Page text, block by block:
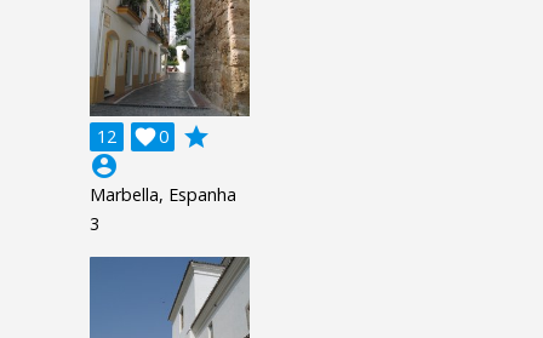
12 0

grade
account_circle
Marbella, Espanha
3